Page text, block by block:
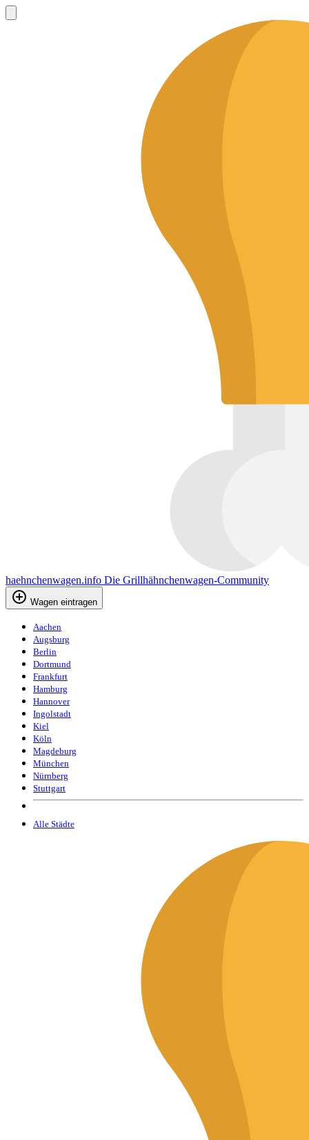
haehnchenwagen.info Die Grillhähnchenwagen-Community
Wagen eintragen
Aachen
Augsburg
Berlin
Dortmund
Frankfurt
Hamburg
Hannover
Ingolstadt
Kiel
Köln
Magdeburg
München
Nürnberg
Stuttgart
Alle Städte